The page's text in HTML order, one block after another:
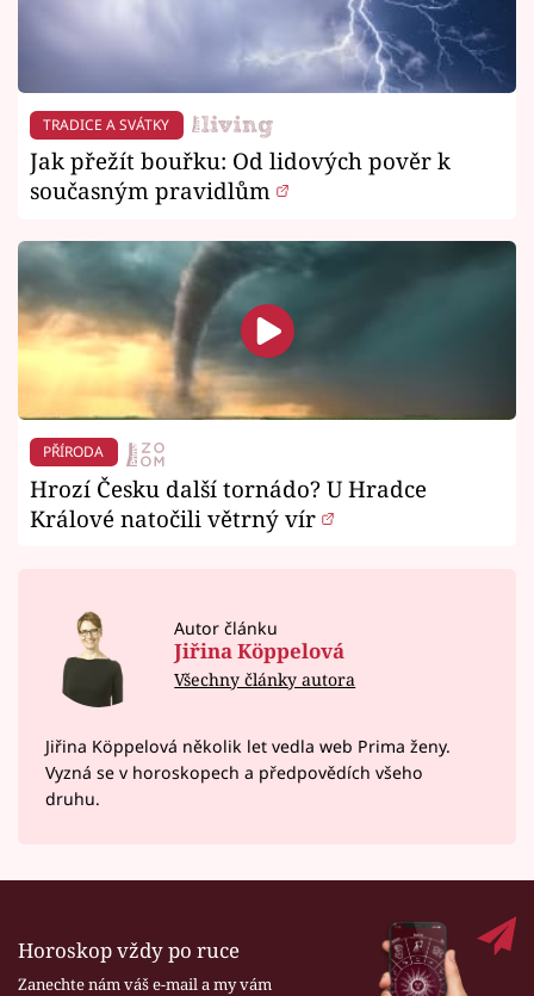
TRADICE A SVÁTKY
Jak přežít bouřku: Od lidových pověr k
současným pravidlům
PŘÍRODA
Hrozí Česku další tornádo? U Hradce
Králové natočili větrný vír
Autor článku
Jiřina Köppelová
Všechny články autora
Jiřina Köppelová několik let vedla web Prima ženy.
Vyzná se v horoskopech a předpovědích všeho
druhu.
Horoskop vždy po ruce
Zanechte nám váš e-mail a my vám